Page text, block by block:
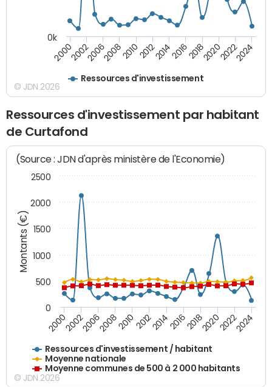
Ressources d'investissement
200020022006200820102012201420162018202020222024
0k
© JDN 2026
Ressources d'investissement par habitant
de Curtafond
Montants (€)
(Source : JDN d'après ministère de l'Economie)
Ressources d'investissement / habitant
Moyenne nationale
Moyenne communes de 500 à 2 000 habitants
200020022006200820102012201420162018202020222024
0
500
1000
1500
2000
2500
© JDN 2026